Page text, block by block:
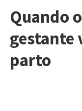
Quando
gestante
parto